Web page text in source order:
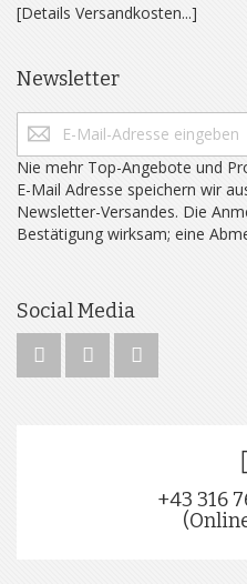
[Details Versandkosten...]
Newsletter
Nie mehr Top-Angebote und
E-Mail Adresse speichern wir
Newsletter-Versandes. Die
Bestätigung wirksam; eine
Social Media
+43 316